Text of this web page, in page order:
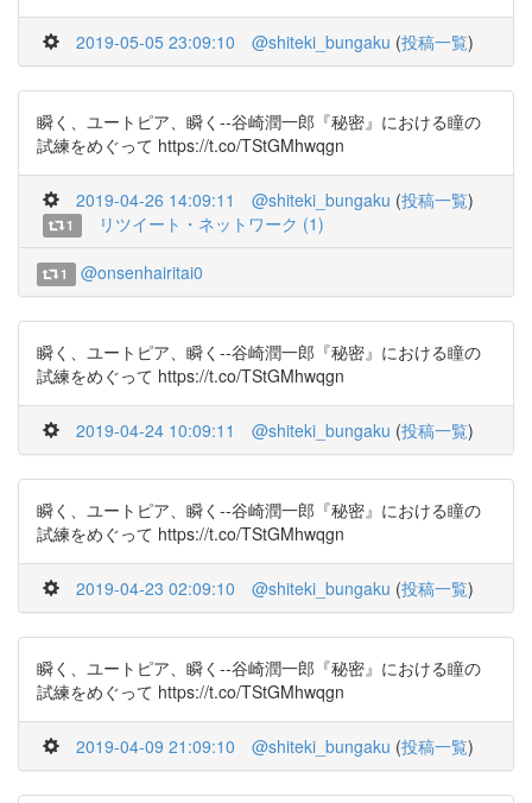
2019-05-05 23:09:10 @shiteki_bungaku (投稿一覧)
瞬く、ユートピア、瞬く--谷崎潤一郎『秘密』における瞳の
試練をめぐって https://t.co/TStGMhwqgn
2019-04-26 14:09:11 @shiteki_bungaku (投稿一覧)
1 リツイート・ネットワーク (1)
1 @onsenhairitai0
瞬く、ユートピア、瞬く--谷崎潤一郎『秘密』における瞳の
試練をめぐって https://t.co/TStGMhwqgn
2019-04-24 10:09:11 @shiteki_bungaku (投稿一覧)
瞬く、ユートピア、瞬く--谷崎潤一郎『秘密』における瞳の
試練をめぐって https://t.co/TStGMhwqgn
2019-04-23 02:09:10 @shiteki_bungaku (投稿一覧)
瞬く、ユートピア、瞬く--谷崎潤一郎『秘密』における瞳の
試練をめぐって https://t.co/TStGMhwqgn
2019-04-09 21:09:10 @shiteki_bungaku (投稿一覧)